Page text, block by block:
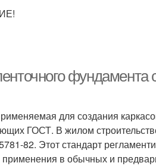
для создания
ГОСТ. В жилом
82. Этот стандарт
в обычных и